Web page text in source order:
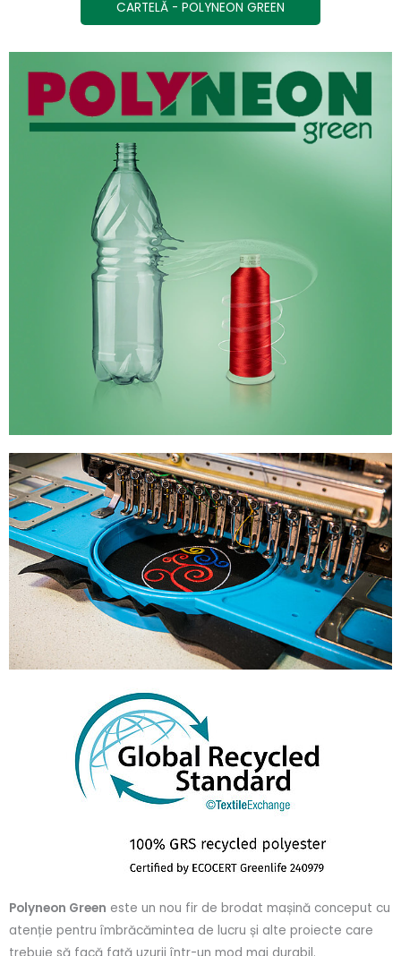
CARTELĂ - POLYNEON GREEN
Polyneon Green este un nou fir de brodat mașină conceput cu
atenție pentru îmbrăcămintea de lucru și alte proiecte care
trebuie să facă față uzurii într-un mod mai durabil.